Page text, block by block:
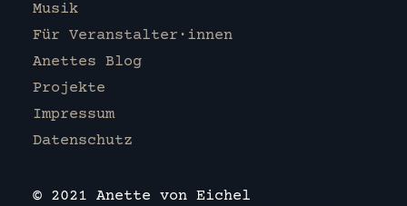
Musik
Für Veranstalter·innen
Anettes Blog
Projekte
Impressum
Datenschutz
© 2021 Anette von Eichel